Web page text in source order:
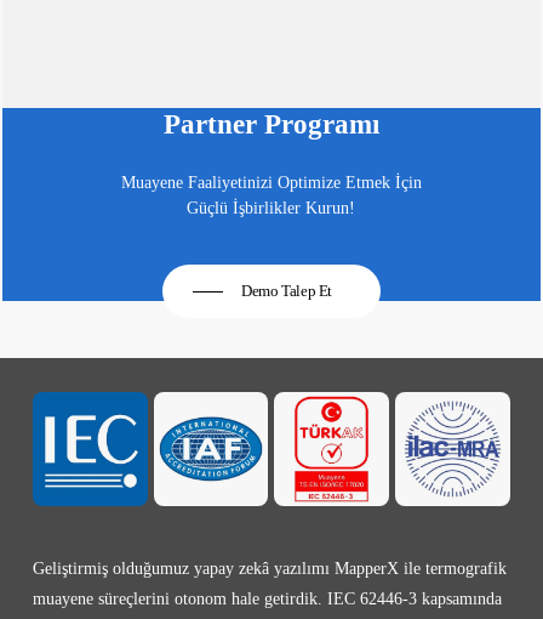
Partner Programı
Muayene Faaliyetinizi Optimize Etmek İçin
Güçlü İşbirlikler Kurun!
Demo Talep Et
Geliştirmiş olduğumuz yapay zekâ yazılımı MapperX ile termografik
muayene süreçlerini otonom hale getirdik. IEC 62446-3 kapsamında